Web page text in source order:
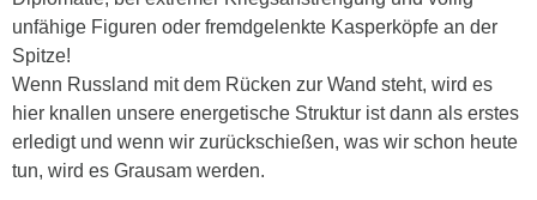
unfähige Figuren oder fremdgelenkte Kasperköpfe an der
Spitze!
Wenn Russland mit dem Rücken zur Wand steht, wird es
hier knallen unsere energetische Struktur ist dann als erstes
erledigt und wenn wir zurückschießen, was wir schon heute
tun, wird es Grausam werden.